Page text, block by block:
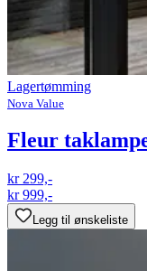
Lagertømming
Nova Value
Fleur
kr 299,-
kr 999,-
Legg til ønskeliste